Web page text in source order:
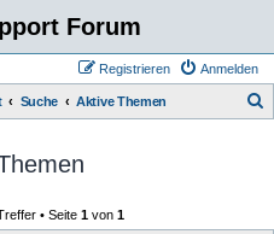
Forum
Anmelden
Registrieren
Suche Aktive Themen
• Seite 1von 1